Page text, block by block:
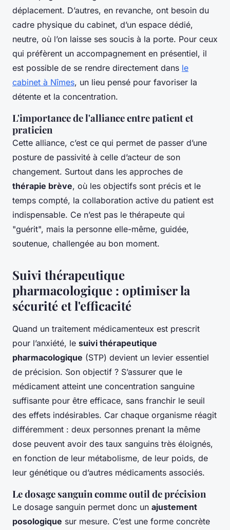
déplacement. D’autres, en revanche, ont besoin du
cadre physique du cabinet, d’un espace dédié,
neutre, où l’on laisse ses soucis à la porte. Pour ceux
qui préfèrent un accompagnement en présentiel, il
est possible de se rendre directement dans le
cabinet à Nîmes, un lieu pensé pour favoriser la
détente et la concentration.
L'importance de l'alliance entre patient et
praticien
Cette alliance, c’est ce qui permet de passer d’une
posture de passivité à celle d’acteur de son
changement. Surtout dans les approches de
thérapie brève, où les objectifs sont précis et le
temps compté, la collaboration active du patient est
indispensable. Ce n’est pas le thérapeute qui
"guérit", mais la personne elle-même, guidée,
soutenue, challengée au bon moment.
Suivi thérapeutique
pharmacologique : optimiser la
sécurité et l'efficacité
Quand un traitement médicamenteux est prescrit
pour l’anxiété, le suivi thérapeutique
pharmacologique (STP) devient un levier essentiel
de précision. Son objectif ? S’assurer que le
médicament atteint une concentration sanguine
suffisante pour être efficace, sans franchir le seuil
des effets indésirables. Car chaque organisme réagit
différemment : deux personnes prenant la même
dose peuvent avoir des taux sanguins très éloignés,
en fonction de leur métabolisme, de leur poids, de
leur génétique ou d’autres médicaments associés.
Le dosage sanguin comme outil de précision
Le dosage sanguin permet donc un ajustement
posologique sur mesure. C’est une forme concrète